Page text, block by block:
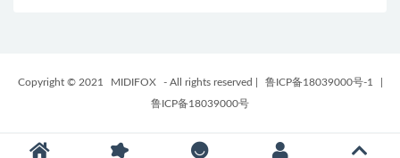
Copyright © 2021 MIDIFOX - All rights reserved 鲁ICP备18039000号-1
鲁ICP备18039000号